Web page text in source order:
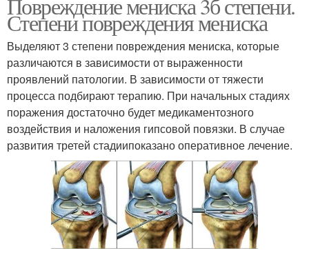
Степени повреждения мениска
Выделяют 3 степени повреждения мениска, которые
различаются в зависимости от выраженности
проявлений патологии. В зависимости от тяжести
процесса подбирают терапию. При начальных стадиях
поражения достаточно будет медикаментозного
воздействия и наложения гипсовой повязки. В случае
развития третей стадиипоказано оперативное лечение.